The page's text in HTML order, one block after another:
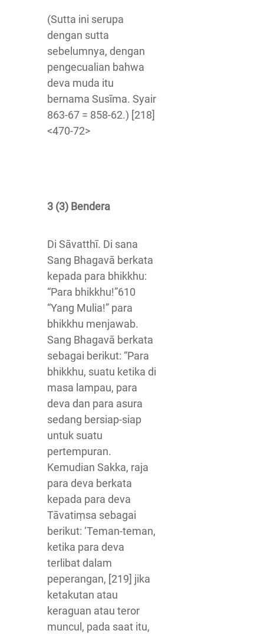
(Sutta ini serupa
dengan sutta
sebelumnya, dengan
pengecualian bahwa
deva muda itu
bernama Susīma. Syair
863-67 = 858-62.) [218]
<470-72>
3 (3) Bendera
Di Sāvatthī. Di sana
Sang Bhagavā berkata
kepada para bhikkhu:
“Para bhikkhu!”610
“Yang Mulia!” para
bhikkhu menjawab.
Sang Bhagavā berkata
sebagai berikut: “Para
bhikkhu, suatu ketika di
masa lampau, para
deva dan para asura
sedang bersiap-siap
untuk suatu
pertempuran.
Kemudian Sakka, raja
para deva berkata
kepada para deva
Tāvatiṃsa sebagai
berikut: ‘Teman-teman,
ketika para deva
terlibat dalam
peperangan, [219] jika
ketakutan atau
keraguan atau teror
muncul, pada saat itu,